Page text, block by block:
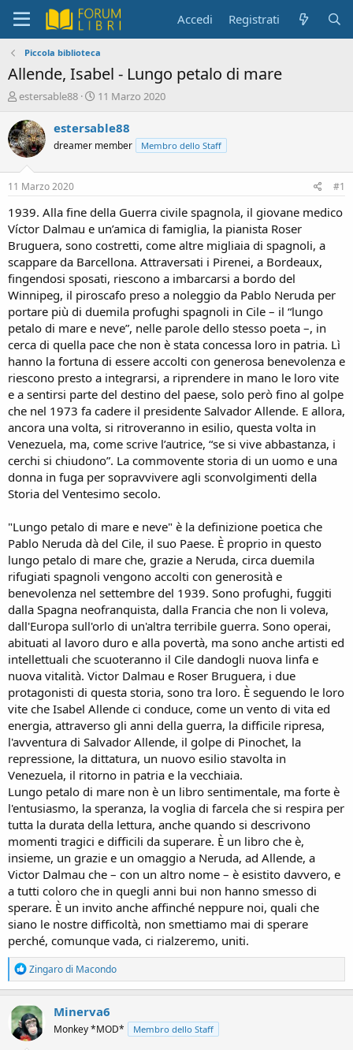
Accedi Registrati
Piccola biblioteca
Allende, Isabel - Lungo petalo di mare
C
e
a
t
e
D
s
c
u
s
s
i
o
n
e
estersable88
D
t
d
i
i
o
11 Marzo 2020
estersable88
dreamer member Membro dello Staff
11 Marzo 2020 #1
1939. Alla fine della Guerra civile spagnola, il giovane medico
Víctor Dalmau e un’amica di famiglia, la pianista Roser
Bruguera, sono costretti, come altre migliaia di spagnoli, a
scappare da Barcellona. Attraversati i Pirenei, a Bordeaux,
fingendosi sposati, riescono a imbarcarsi a bordo del
Winnipeg, il piroscafo preso a noleggio da Pablo Neruda per
portare più di duemila profughi spagnoli in Cile – il “lungo
petalo di mare e neve”, nelle parole dello stesso poeta –, in
cerca di quella pace che non è stata concessa loro in patria. Lì
hanno la fortuna di essere accolti con generosa benevolenza e
riescono presto a integrarsi, a riprendere in mano le loro vite
e a sentirsi parte del destino del paese, solo però fino al golpe
che nel 1973 fa cadere il presidente Salvador Allende. E allora,
ancora una volta, si ritroveranno in esilio, questa volta in
Venezuela, ma, come scrive l’autrice, “se si vive abbastanza, i
cerchi si chiudono”. La commovente storia di un uomo e una
donna in fuga per sopravvivere agli sconvolgimenti della
Storia del Ventesimo secolo.
"Lungo petalo di mare e neve" è la definizione poetica che
Pablo Neruda dà del Cile, il suo Paese. È proprio in questo
lungo petalo di mare che, grazie a Neruda, circa duemila
rifugiati spagnoli vengono accolti con generosità e
benevolenza nel settembre del 1939. Sono profughi, fuggiti
dalla Spagna neofranquista, dalla Francia che non li voleva,
dall'Europa sull'orlo di un'altra terribile guerra. Sono operai,
abituati al lavoro duro e alla povertà, ma sono anche artisti ed
intellettuali che scuoteranno il Cile dandogli nuova linfa e
nuova vitalità. Victor Dalmau e Roser Bruguera, i due
protagonisti di questa storia, sono tra loro. È seguendo le loro
vite che Isabel Allende ci conduce, come un vento di vita ed
energia, attraverso gli anni della guerra, la difficile ripresa,
l'avventura di Salvador Allende, il golpe di Pinochet, la
repressione, la dittatura, un nuovo esilio stavolta in
Venezuela, il ritorno in patria e la vecchiaia.
Lungo petalo di mare non è un libro sentimentale, ma forte è
l'entusiasmo, la speranza, la voglia di farcela che si respira per
tutta la durata della lettura, anche quando si descrivono
momenti tragici e difficili da superare. È un libro che è,
insieme, un grazie e un omaggio a Neruda, ad Allende, a
Victor Dalmau che – con un altro nome – è esistito davvero, e
a tutti coloro che in quegli anni bui non hanno smesso di
sperare. È un invito anche affinché neppure noi, quali che
siano le nostre difficoltà, non smettiamo mai di sperare
perché, comunque vada, ci rialzeremo, uniti.
R
e
a
c
t
i
o
Zingaro di Macondo
Minerva6
Monkey *MOD* Membro dello Staff